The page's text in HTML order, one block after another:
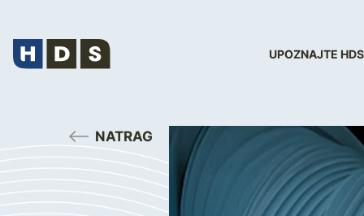
UPOZNAJTE HDS
NATRAG